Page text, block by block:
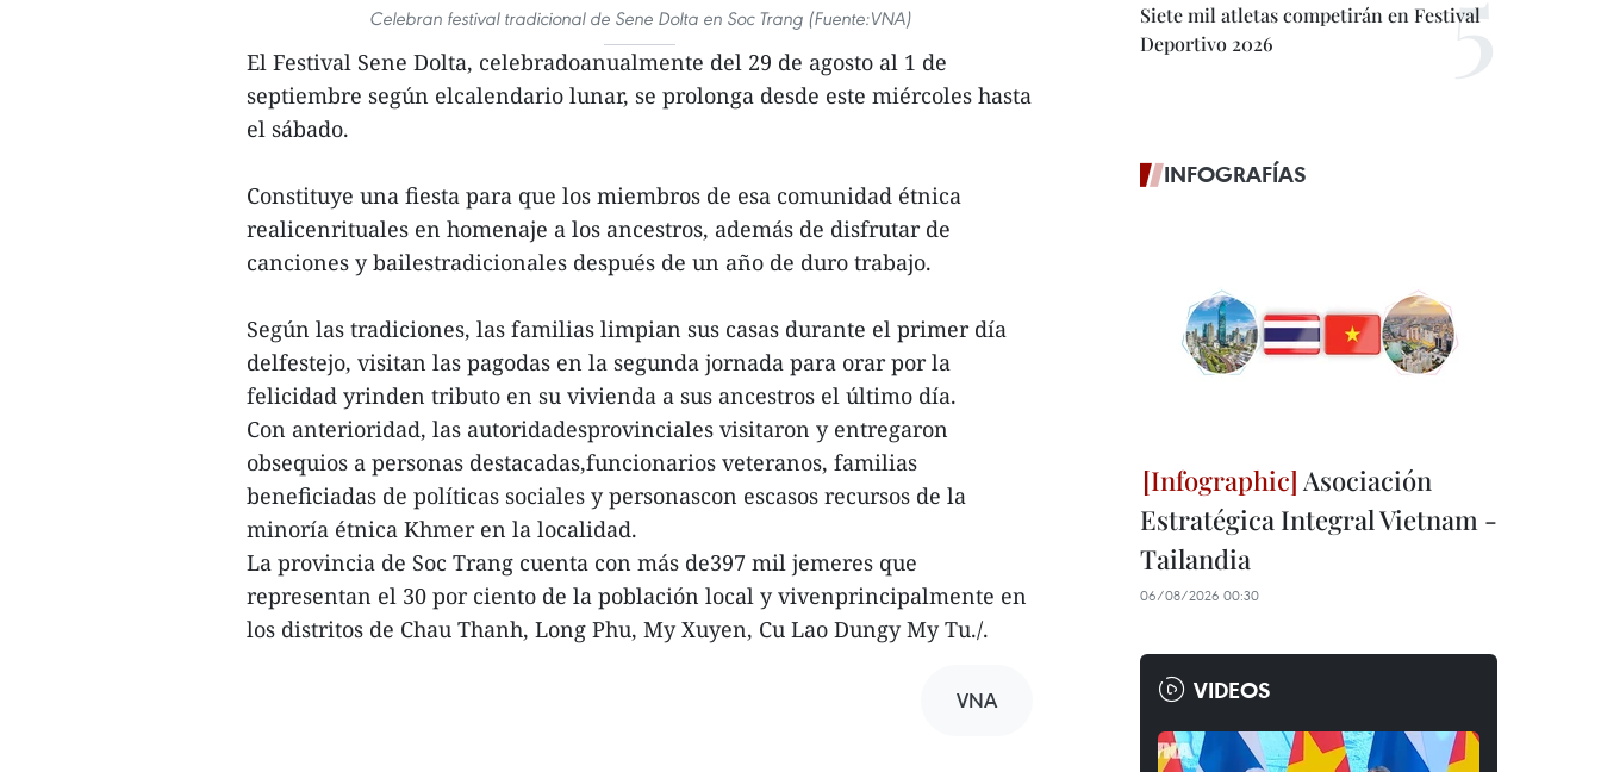
Celebran festival tradicional de Sene Dolta en Soc Trang (Fuente:VNA)
El Festival Sene Dolta, celebradoanualmente del 29 de agosto al 1 de
septiembre según elcalendario lunar, se prolonga desde este miércoles hasta
el sábado.
Constituye una fiesta para que los miembros de esa comunidad étnica
realicenrituales en homenaje a los ancestros, además de disfrutar de
canciones y bailestradicionales después de un año de duro trabajo.
Según las tradiciones, las familias limpian sus casas durante el primer día
delfestejo, visitan las pagodas en la segunda jornada para orar por la
felicidad yrinden tributo en su vivienda a sus ancestros el último día.
Con anterioridad, las autoridadesprovinciales visitaron y entregaron
obsequios a personas destacadas,funcionarios veteranos, familias
beneficiadas de políticas sociales y personascon escasos recursos de la
minoría étnica Khmer en la localidad.
La provincia de Soc Trang cuenta con más de397 mil jemeres que
representan el 30 por ciento de la población local y vivenprincipalmente en
los distritos de Chau Thanh, Long Phu, My Xuyen, Cu Lao Dungy My Tu./.
VNA
Siete mil atletas competirán en Festival
Deportivo 2026
INFOGRAFÍAS
Asociación
Estratégica Integral Vietnam -
Tailandia
06/08/2026 00:30
VIDEOS